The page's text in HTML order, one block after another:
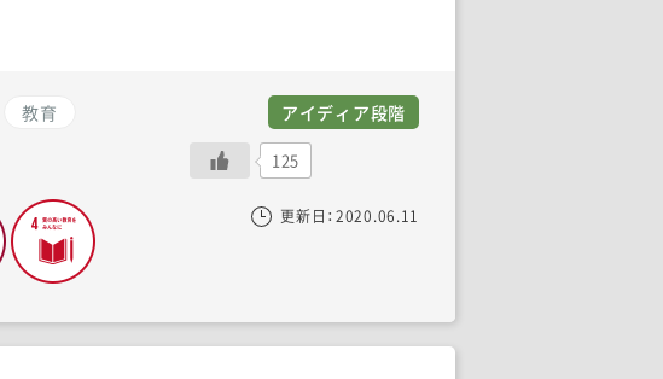
教育
アイディア段階
125
更新日： 2020.06.11